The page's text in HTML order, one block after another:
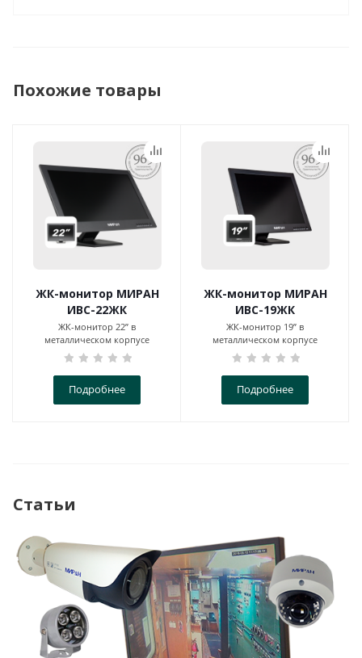
Похожие товары
ЖК-монитор МИРАН
ИВС-22ЖК
ЖК-монитор 22” в
металлическом корпусе
Подробнее
ЖК-монитор МИРАН
ИВС-19ЖК
ЖК-монитор 19” в
металлическом корпусе
Подробнее
Статьи